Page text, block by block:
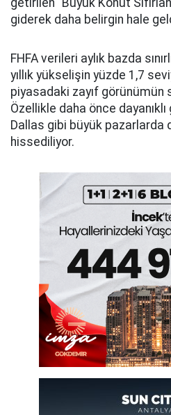
getirilen “Büyük Konut
giderek daha belirgin hale
FHFA verileri aylık bazda
yıllık yükselişin yüzde 1,7
piyasadaki zayıf görünümün
Özellikle daha önce
Dallas gibi büyük pazarlarda
hissediliyor.